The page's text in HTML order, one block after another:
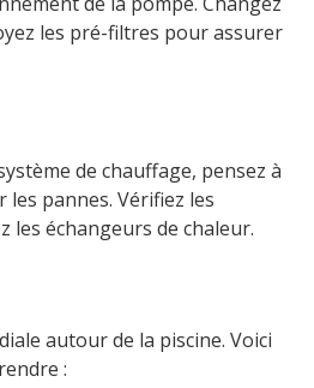
les pré-filtres pour assurer
de chauffage, pensez à
pannes. Vérifiez les
les échangeurs de chaleur.
autour de la piscine. Voici
: